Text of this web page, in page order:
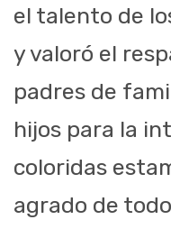
el talento de
y valoró el
padres de
hijos para la
coloridas
agrado de